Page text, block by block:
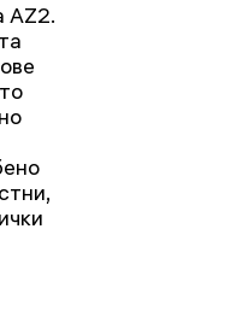
AZ2.